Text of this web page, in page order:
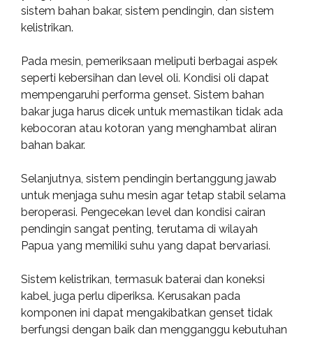
sistem bahan bakar, sistem pendingin, dan sistem
kelistrikan.
Pada mesin, pemeriksaan meliputi berbagai aspek
seperti kebersihan dan level oli. Kondisi oli dapat
mempengaruhi performa genset. Sistem bahan
bakar juga harus dicek untuk memastikan tidak ada
kebocoran atau kotoran yang menghambat aliran
bahan bakar.
Selanjutnya, sistem pendingin bertanggung jawab
untuk menjaga suhu mesin agar tetap stabil selama
beroperasi. Pengecekan level dan kondisi cairan
pendingin sangat penting, terutama di wilayah
Papua yang memiliki suhu yang dapat bervariasi.
Sistem kelistrikan, termasuk baterai dan koneksi
kabel, juga perlu diperiksa. Kerusakan pada
komponen ini dapat mengakibatkan genset tidak
berfungsi dengan baik dan mengganggu kebutuhan